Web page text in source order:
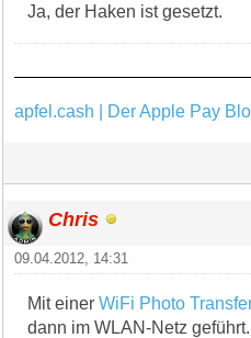
Ja, der Haken ist gesetzt.
apfel.cash | Der Apple Pay
Chris
09.04.2012, 14:31
Mit einerWiFi Photo
dann im WLAN-Netz geführt.